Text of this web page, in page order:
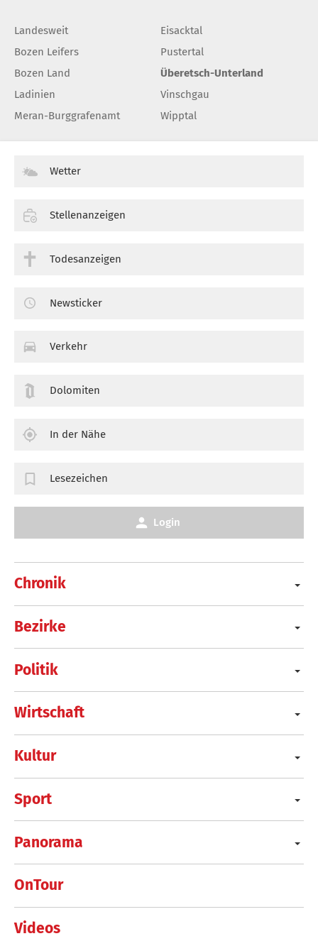
Landesweit
Bozen Leifers
Bozen Land
Ladinien
Meran-Burggrafenamt
Eisacktal
Pustertal
Überetsch-Unterland
Vinschgau
Wipptal
Chronik
Bezirke
Politik
Wirtschaft
Kultur
Sport
Panorama
OnTour
Videos
Wetter
Stellenanzeigen
Todesanzeigen
Newsticker
Verkehr
Dolomiten
In der Nähe
Lesezeichen
Login